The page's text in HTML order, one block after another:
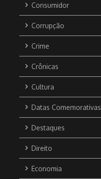
Consumidor
Corrupção
Crime
Crônicas
Cultura
Datas Comemorativas
Destaques
Direito
Economia